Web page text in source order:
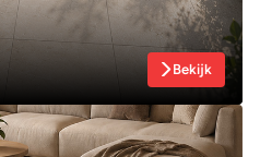
Bekijk